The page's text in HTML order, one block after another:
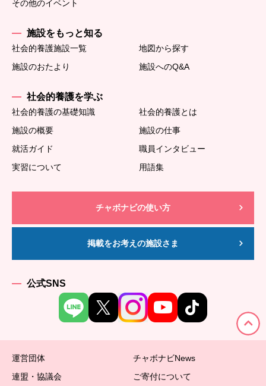
その他のイベント
施設をもっと知る
社会的養護施設一覧
地図から探す
施設のおたより
施設へのQ&A
社会的養護を学ぶ
社会的養護の基礎知識
社会的養護とは
施設の概要
施設の仕事
就活ガイド
職員インタビュー
実習について
用語集
チャボナビの使い方
掲載をお考えの施設さま
公式SNS
運営団体
チャボナビNews
連盟・協議会
ご寄付について